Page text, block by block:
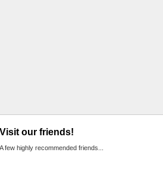
Visit our friends!
A few highly recommended friends...